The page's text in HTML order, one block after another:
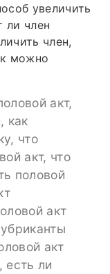
увеличить
ли член
член,
можно
акт,
как
что
акт, что
половой
акт
акт
есть ли